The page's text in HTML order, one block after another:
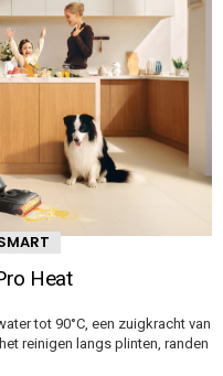
Heat
tot 90°C, een zuigkracht van
reinigen langs plinten, randen